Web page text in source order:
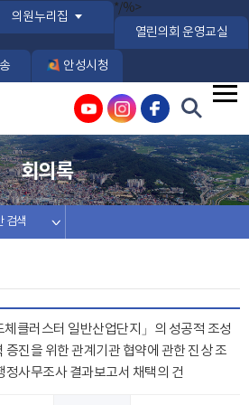
의원누리집
*/%>
열린의회 운영교실
안성시청
회의록
검색
체클러스터 일반산업단지」의 성공적 조성
증진을 위한 관계기관 협약에 관한 진상 조
정사무조사 결과보고서 채택의 건